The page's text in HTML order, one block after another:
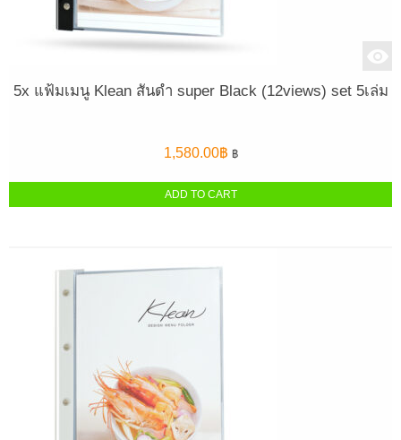
5x แฟ้มเมนู Klean สันดำ super Black (12views) set 5เล่ม
1,580.00฿ ฿
ADD TO CART